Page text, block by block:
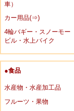
車）
カー用品(⇒)
4輪バギー・スノーモー
ビル・水上バイク
●食品
水産物・水産加工品
フルーツ・果物